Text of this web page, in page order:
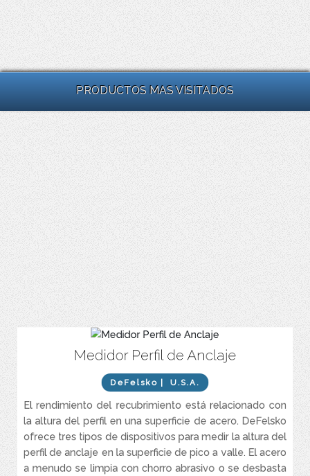
PRODUCTOS MAS VISITADOS
Medidor Perfil de Anclaje
DeFelsko | U.S.A.
El rendimiento del recubrimiento está relacionado con
la altura del perfil en una superficie de acero. DeFelsko
ofrece tres tipos de dispositivos para medir la altura del
perfil de anclaje en la superficie de pico a valle. El acero
a menudo se limpia con chorro abrasivo o se desbasta
PosiTector SPG – Medidor de perfil de anclaje en la superficie
concreto. Utiliza un micrómetro de profundidad digital para medir
y registrar las medidas de perfil entre pico y valle en preparación
para la aplicación de recubrimientos.
PosiTector RTR H – Medidor de perfil de anclaje en la superficie
electrónico. Los micrómetros de resorte digitales miden y
registran los parámetros del perfil de la superficie utilizando la
cinta de réplica Testex Press-O-Film™, lo que produce una
medición de altura de pico a valle más precisa.